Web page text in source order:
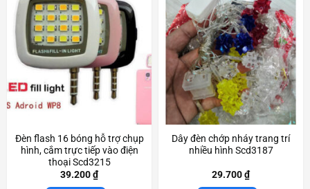
Đèn flash 16 bóng hỗ trợ chụp
hình, cắm trực tiếp vào điện
thoại Scd3215
39.200₫
Dây đèn chớp nháy trang trí
nhiều hình Scd3187
29.700₫